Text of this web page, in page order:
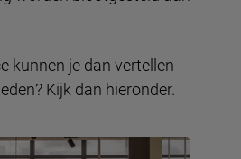
kunnen je dan vertellen
Kijk dan hieronder.